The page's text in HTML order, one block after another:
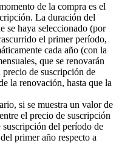
de la compra es el
La duración del
se haya seleccionado (por
el primer período,
cada año (con la
que se renovarán
precio de suscripción de
la renovación, hasta que la
si se muestra un valor de
el precio de suscripción
del período de
primer año respecto a